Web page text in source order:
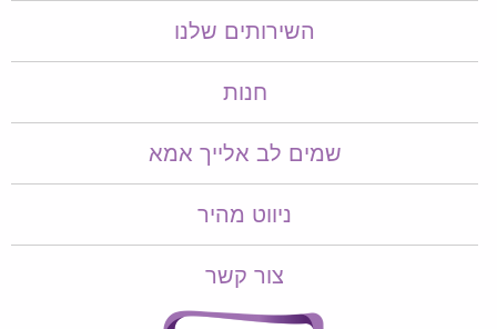
השירותים שלנו
חנות
שמים לב אלייך אמא​​
ניווט מהיר
צור קשר